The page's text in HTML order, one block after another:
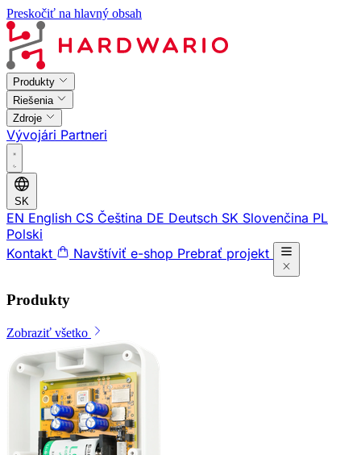
Preskočiť na hlavný obsah
Produkty
Riešenia
Zdroje
Vývojári Partneri
SK
EN English CS Čeština DE Deutsch SK Slovenčina PL
Polski
Kontakt
Navštíviť e-shop Prebrať projekt
Produkty
Zobraziť všetko